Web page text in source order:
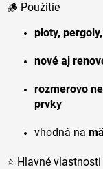
🪵 Použitie
ploty,
nové aj
rozmerovo
prvky
vhodná na
⭐ Hlavné vlastnosti